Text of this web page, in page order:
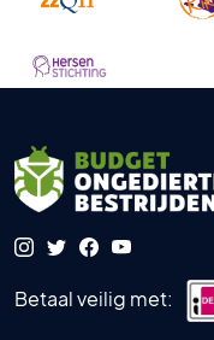
Betaal veilig met: